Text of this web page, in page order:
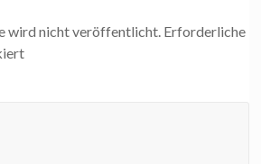
wird nicht veröffentlicht. Erforderliche